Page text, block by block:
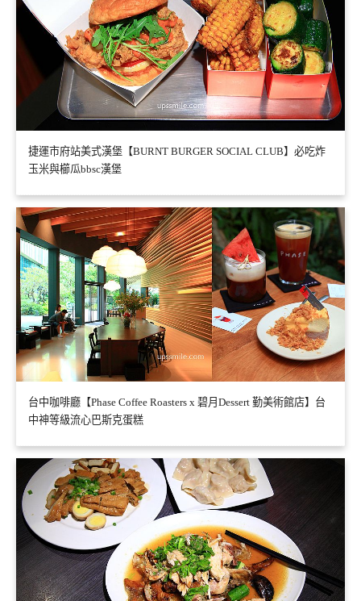
捷運市府站美式漢堡【BURNT BURGER SOCIAL CLUB】必吃炸
玉米與櫛瓜bbsc漢堡
台中咖啡廳【Phase Coffee Roasters x 碧月Dessert 勤美術館店】台
中神等級流心巴斯克蛋糕